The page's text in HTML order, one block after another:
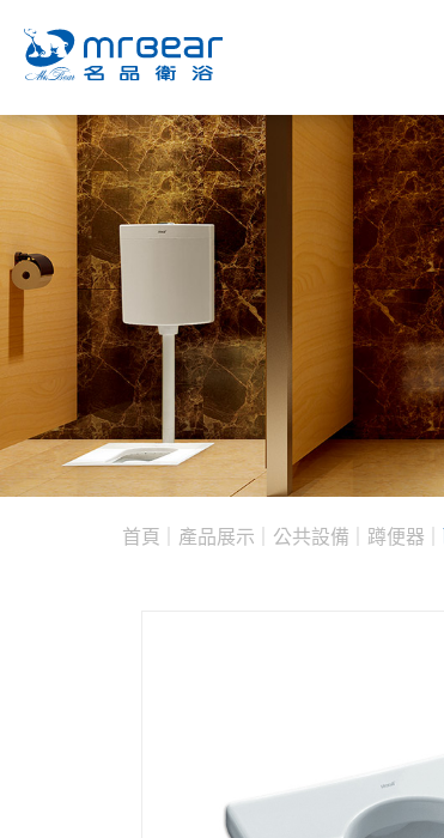
首頁 產品展示 公共設備 蹲便器